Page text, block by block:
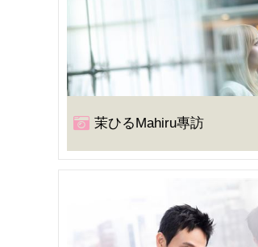
茉ひるMahiru專訪